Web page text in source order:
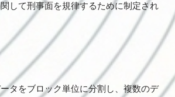
して刑事面を規律するために制定され
タをブロック単位に分割し、複数のデ